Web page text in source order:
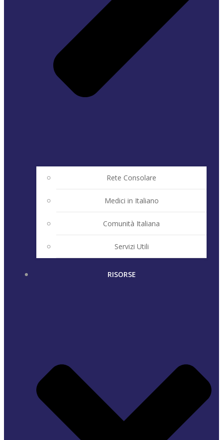
Rete Consolare
Medici in Italiano
Comunità Italiana
Servizi Utili
RISORSE